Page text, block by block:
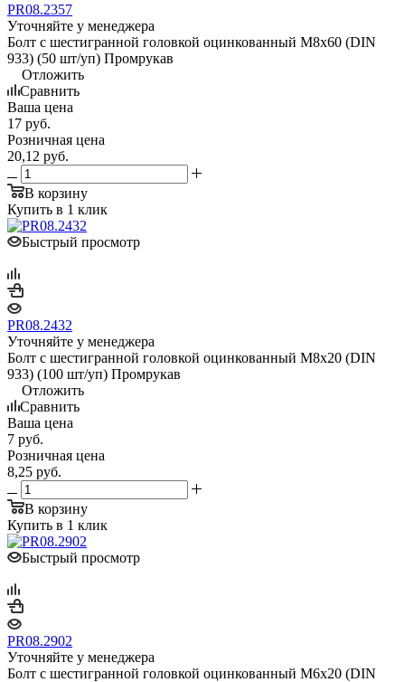
PR08.2357
Уточняйте у менеджера
Болт с шестигранной головкой оцинкованный М8х60 (DIN
933) (50 шт/уп) Промрукав
Отложить
Сравнить
Ваша цена
17 руб.
Розничная цена
20,12 руб.
В корзину
Купить в 1 клик
Быстрый просмотр
PR08.2432
Уточняйте у менеджера
Болт с шестигранной головкой оцинкованный М8х20 (DIN
933) (100 шт/уп) Промрукав
Отложить
Сравнить
Ваша цена
7 руб.
Розничная цена
8,25 руб.
В корзину
Купить в 1 клик
Быстрый просмотр
PR08.2902
Уточняйте у менеджера
Болт с шестигранной головкой оцинкованный М6х20 (DIN